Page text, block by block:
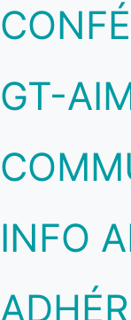
GT-
INFO